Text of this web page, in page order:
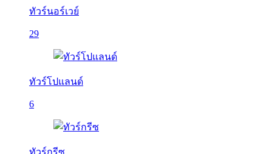
ทัวร์นอร์เวย์
29
ทัวร์โปแลนด์
6
ทัวร์กรีซ